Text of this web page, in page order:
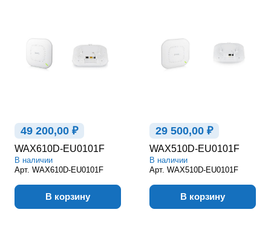
49 200,00 ₽
WAX610D-EU0101F
В наличии
Арт. WAX610D-EU0101F
В корзину
29 500,00 ₽
WAX510D-EU0101F
В наличии
Арт. WAX510D-EU0101F
В корзину